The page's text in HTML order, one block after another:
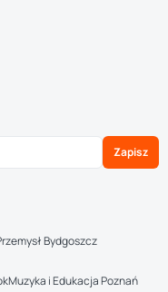
Zapisz
Bydgoszcz
Muzyka i Edukacja Poznań